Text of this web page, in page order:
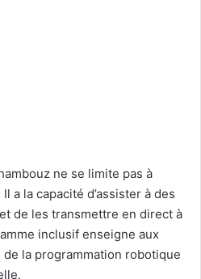
ne se limite pas à
a la capacité d’assister à des
de les transmettre en direct à
inclusif enseigne aux
la programmation robotique